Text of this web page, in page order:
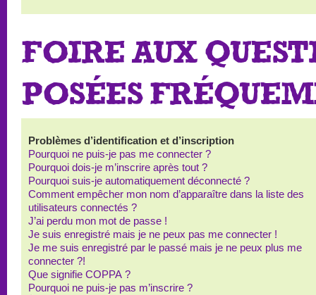
FOIRE AUX
POSÉES
Problèmes d’identification et d’inscription
Pourquoi ne puis-je pas me connecter ?
Pourquoi dois-je m’inscrire après tout ?
Pourquoi suis-je automatiquement déconnecté ?
Comment empêcher mon nom d’apparaître dans la liste des
utilisateurs connectés ?
J’ai perdu mon mot de passe !
Je suis enregistré mais je ne peux pas me connecter !
Je me suis enregistré par le passé mais je ne peux plus me
connecter ?!
Que signifie COPPA ?
Pourquoi ne puis-je pas m’inscrire ?